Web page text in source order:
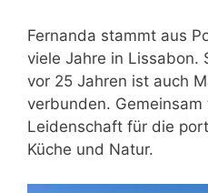
Fernanda stammt aus
viele Jahre in Lissabon.
vor 25 Jahren ist auch
verbunden.
Leidenschaft für die
Küche und Natur.